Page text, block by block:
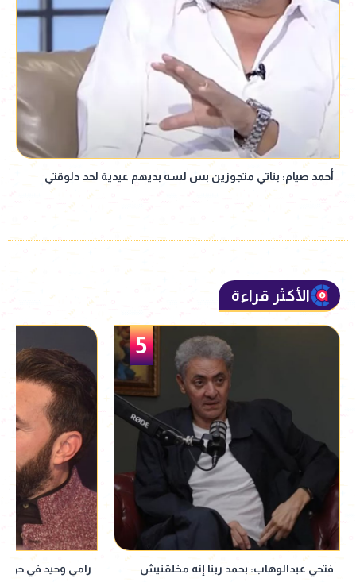
أحمد صيام: بناتي متجوزين بس لسه بديهم عيدية لحد دلوقتي
الأكثر قراءة
5
فتحي عبدالوهاب: بحمد ربنا إنه مخلقنيش
رامي وحيد في